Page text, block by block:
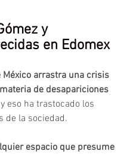
y
en Edomex
México arrastra una crisis
de desapariciones
y eso ha trastocado los
de la sociedad.
espacio que presume